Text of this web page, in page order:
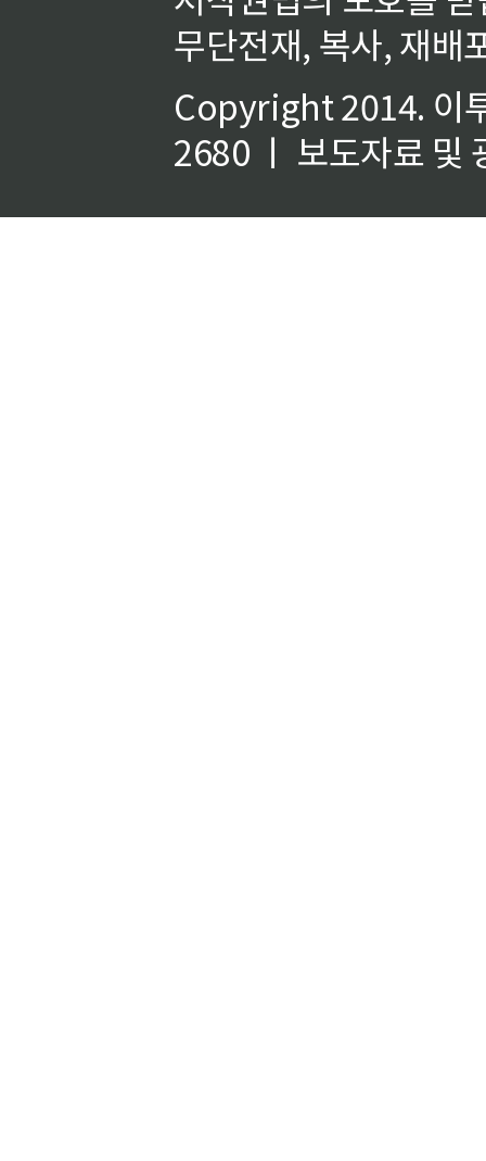
무단전재, 복사, 재배
Copyright 2014. 이
2680 ㅣ 보도자료